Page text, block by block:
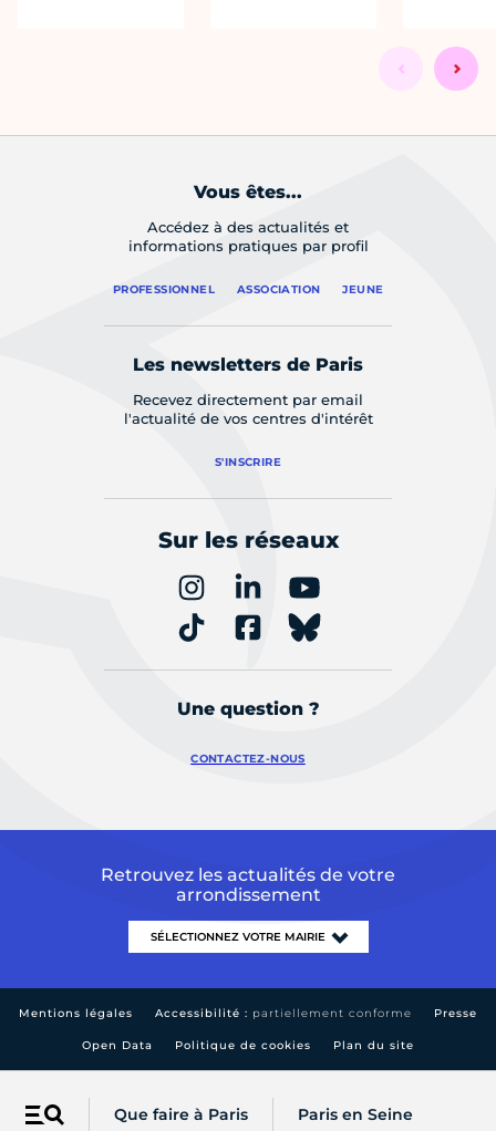
Menu Que faire à Paris Paris en Seine
Vous êtes...
Accédez à des actualités et
informations pratiques par profil
PROFESSIONNEL ASSOCIATION JEUNE
Les newsletters de Paris
Recevez directement par email
l'actualité de vos centres d'intérêt
S'INSCRIRE
Sur les réseaux
Une question ?
CONTACTEZ-NOUS
Retrouvez les actualités de votre
arrondissement
Mentions légales Accessibilité : partiellement conforme Presse
Open Data Politique de cookies Plan du site